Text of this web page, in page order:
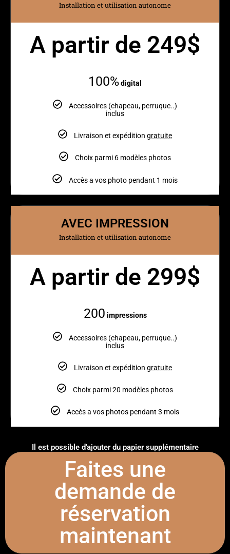
Installation et utilisation autonome
A partir de 249$
100%digital
Accessoires (chapeau, perruque..)
inclus
Livraison et expéditiongratuite
Choix parmi 6 modèles photos
Accès a vos photo pendant 1 mois
AVEC IMPRESSION
Installation et utilisation autonome
A partir de 299$
200 impressions
Accessoires (chapeau, perruque..)
inclus
Livraison et expéditiongratuite
Choix parmi 20 modèles photos
Accès a vos photos pendant 3 mois
Il est possible d'ajouter du papier supplémentaire
Faites une
demande de
réservation
maintenant